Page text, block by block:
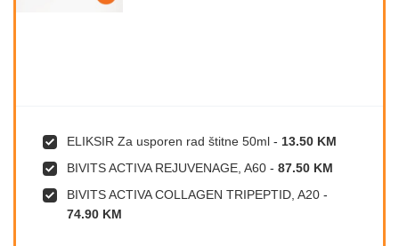
ELIKSIR Za usporen rad štitne 50ml - 13.50 KM
BIVITS ACTIVA REJUVENAGE, A60 - 87.50 KM
BIVITS ACTIVA COLLAGEN TRIPEPTID, A20 -
74.90 KM